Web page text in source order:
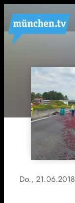
Do., 21.06.2018